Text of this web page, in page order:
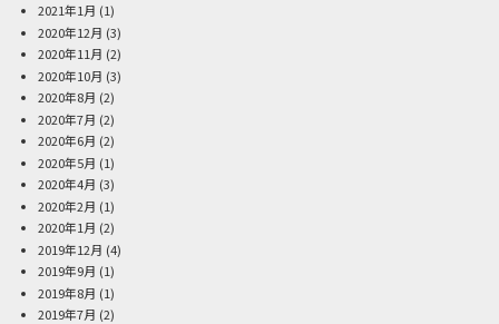
2021年1月 (1)
2020年12月 (3)
2020年11月 (2)
2020年10月 (3)
2020年8月 (2)
2020年7月 (2)
2020年6月 (2)
2020年5月 (1)
2020年4月 (3)
2020年2月 (1)
2020年1月 (2)
2019年12月 (4)
2019年9月 (1)
2019年8月 (1)
2019年7月 (2)